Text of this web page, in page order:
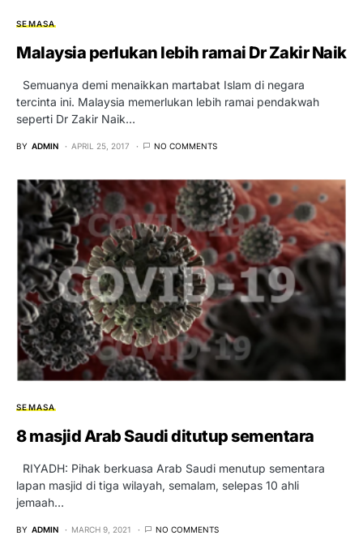
SEMASA
Malaysia perlukan lebih ramai Dr Zakir Naik
Semuanya demi menaikkan martabat Islam di negara
tercinta ini. Malaysia memerlukan lebih ramai pendakwah
seperti Dr Zakir Naik…
BY ADMIN APRIL 25, 2017 NO COMMENTS
SEMASA
8 masjid Arab Saudi ditutup sementara
RIYADH: Pihak berkuasa Arab Saudi menutup sementara
lapan masjid di tiga wilayah, semalam, selepas 10 ahli
jemaah…
BY ADMIN MARCH 9, 2021 NO COMMENTS